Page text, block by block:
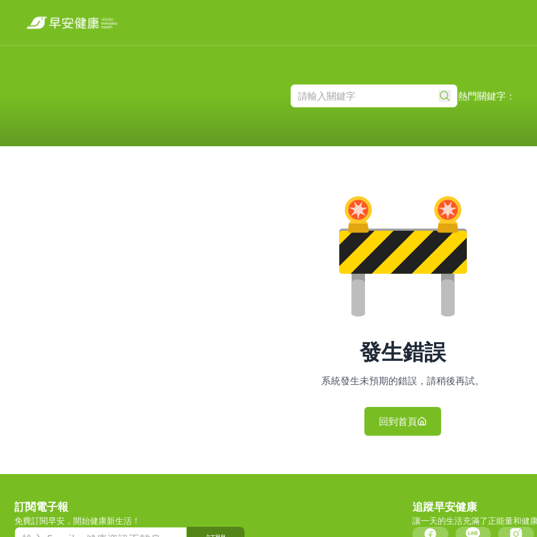
熱門關鍵字：
發生錯誤
系統發生未預期的錯誤，請稍後再試。
回到首頁
訂閱電子報
免費訂閱早安，開始健康新生活！
追蹤早安健康
讓一天的生活充滿了正能量和健